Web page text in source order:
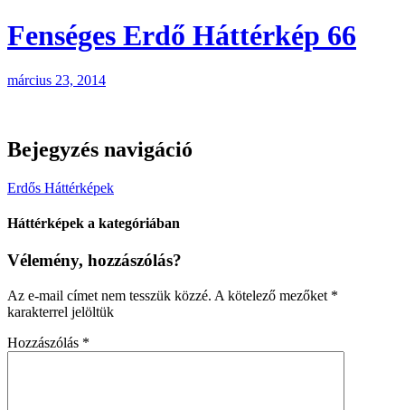
Fenséges Erdő Háttérkép 66
március 23, 2014
Bejegyzés navigáció
Erdős Háttérképek
Háttérképek a kategóriában
Vélemény, hozzászólás?
Az e-mail címet nem tesszük közzé. A kötelező mezőket *
karakterrel jelöltük
Hozzászólás *